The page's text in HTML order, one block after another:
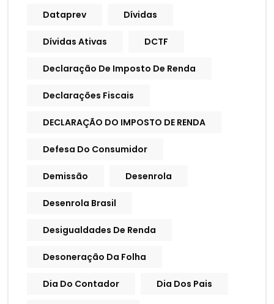
Dataprev Dívidas
Dívidas Ativas DCTF
Declaração De Imposto De Renda
Declarações Fiscais
DECLARAÇÃO DO IMPOSTO DE RENDA
Defesa Do Consumidor
Demissão Desenrola
Desenrola Brasil
Desigualdades De Renda
Desoneração Da Folha
Dia Do Contador Dia Dos Pais